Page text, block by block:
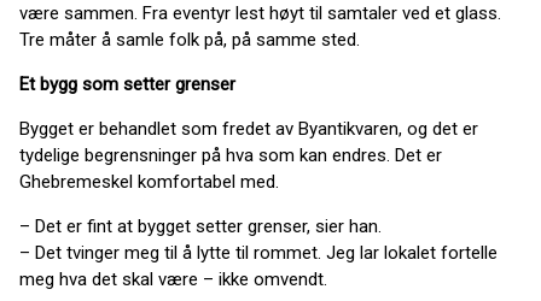
være sammen. Fra eventyr lest høyt til samtaler ved et glass.
Tre måter å samle folk på, på samme sted.
Et bygg som setter grenser
Bygget er behandlet som fredet av Byantikvaren, og det er
tydelige begrensninger på hva som kan endres. Det er
Ghebremeskel komfortabel med.
– Det er fint at bygget setter grenser, sier han.
– Det tvinger meg til å lytte til rommet. Jeg lar lokalet fortelle
meg hva det skal være – ikke omvendt.